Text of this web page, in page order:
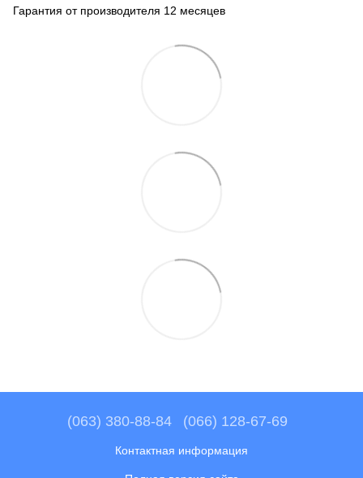
Гарантия от производителя 12 месяцев
(063) 380-88-84 (066) 128-67-69
Контактная информация